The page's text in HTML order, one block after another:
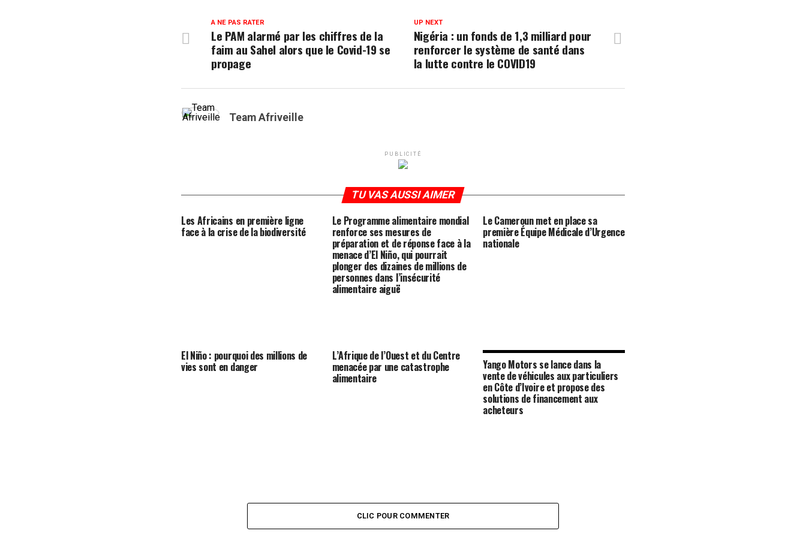
UP NEXT
Nigéria : un fonds de 1,3 milliard pour
renforcer le système de santé dans
la lutte contre le COVID19
A NE PAS RATER
Le PAM alarmé par les chiffres de la
faim au Sahel alors que le Covid-19 se
propage
Team Afriveille
PUBLICITÉ
TU VAS AUSSI AIMER
Les Africains en première ligne
face à la crise de la biodiversité
Le Programme alimentaire mondial
renforce ses mesures de
préparation et de réponse face à la
menace d’El Niño, qui pourrait
plonger des dizaines de millions de
personnes dans l’insécurité
alimentaire aiguë
Le Cameroun met en place sa
première Équipe Médicale d’Urgence
nationale
El Niño : pourquoi des millions de
vies sont en danger
L’Afrique de l’Ouest et du Centre
menacée par une catastrophe
alimentaire
Yango Motors se lance dans la
vente de véhicules aux particuliers
en Côte d’Ivoire et propose des
solutions de financement aux
acheteurs
CLIC POUR COMMENTER